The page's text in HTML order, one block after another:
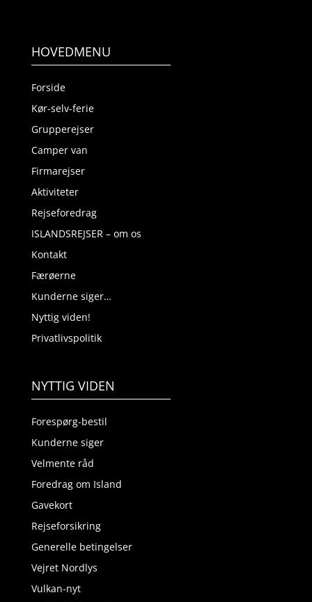
HOVEDMENU
Forside
Kør-selv-ferie
Grupperejser
Camper van
Firmarejser
Aktiviteter
Rejseforedrag
ISLANDSREJSER – om os
Kontakt
Færøerne
Kunderne siger…
Nyttig viden!
Privatlivspolitik
NYTTIG VIDEN
Forespørg-bestil
Kunderne siger
Velmente råd
Foredrag om Island
Gavekort
Rejseforsikring
Generelle betingelser
Vejret Nordlys
Vulkan-nyt